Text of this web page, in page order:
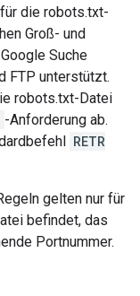
die robots.txt-
Groß- und
Suche
FTP unterstützt.
robots.txt-Datei
-Anforderung ab.
RETR
gelten nur für
befindet, das
Portnummer.